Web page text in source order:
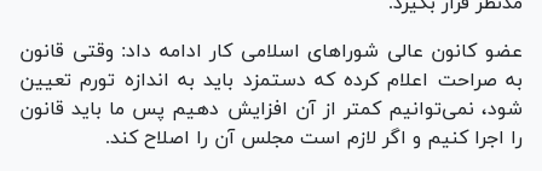
عضو کانون عالی شورا‌های اسلامی کار ادامه داد: وقتی قانون
به صراحت اعلام کرده که دستمزد باید به اندازه تورم تعیین
شود، نمی‌توانیم کمتر از آن افزایش دهیم پس ما باید قانون
را اجرا کنیم و اگر لازم است مجلس آن را اصلاح کند.